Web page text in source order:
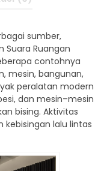
bagai sumber,
Suara Ruangan
berapa contohnya
, mesin, bangunan,
ak peralatan modern
i, dan mesin–mesin
bising. Aktivitas
kebisingan lalu lintas